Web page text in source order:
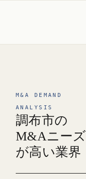
M&A DEMAND
ANALYSIS
調布市の
M&Aニーズ
が高い業界